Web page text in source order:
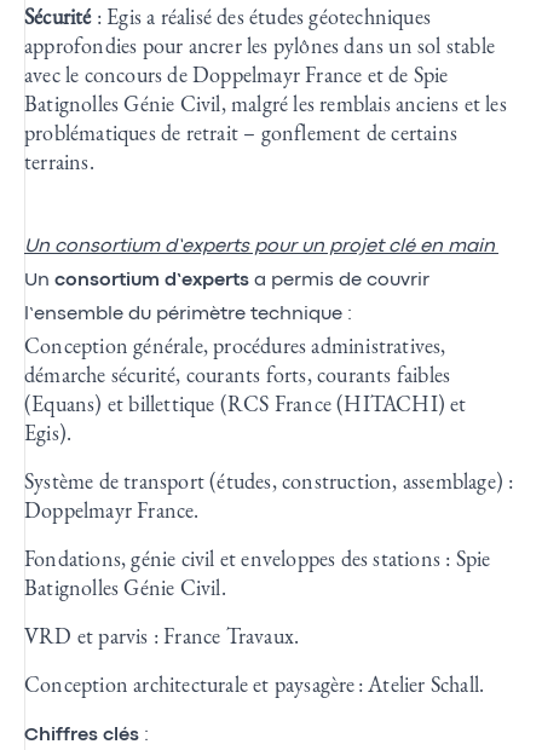
Sécurité: Egis a réalisé des études géotechniques
approfondies pour ancrer les pylônes dans un sol stable
avec le concours de Doppelmayr France et de Spie
Batignolles Génie Civil, malgré les remblais anciens et les
problématiques de retrait – gonflement de certains
terrains.
Un consortium d’experts pour un projet clé en main
Un consortium d’experts a permis de couvrir
l’ensemble du périmètre technique :
Conception générale, procédures administratives,
démarche sécurité, courants forts, courants faibles
(Equans) et billettique (RCS France (HITACHI) et
Egis).
Système de transport (études, construction, assemblage) :
Doppelmayr France.
Fondations, génie civil et enveloppes des stations : Spie
Batignolles Génie Civil.
VRD et parvis : France Travaux.
Conception architecturale et paysagère : Atelier Schall.
Chiffres clés :